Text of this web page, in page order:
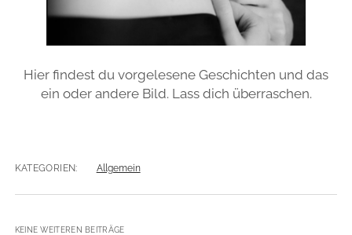
Hier findest du vorgelesene Geschichten und das
ein oder andere Bild. Lass dich überraschen.
KATEGORIEN: Allgemein
KEINE WEITEREN BEITRÄGE